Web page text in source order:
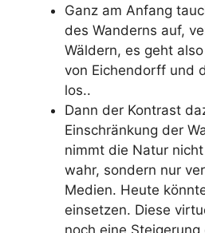
Ganz am Anfang
des Wanderns auf,
Wäldern, es geht
von Eichendorff und
los..
Dann der Kontrast
Einschränkung der
nimmt die Natur
wahr, sondern nur
Medien. Heute
einsetzen. Diese
noch eine